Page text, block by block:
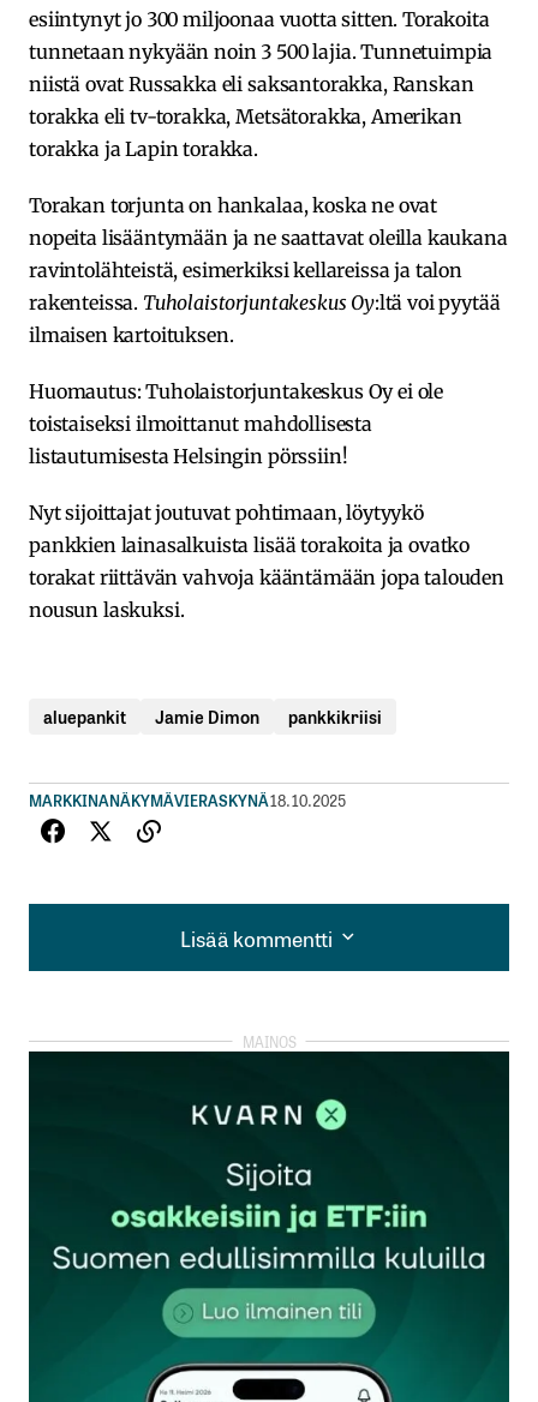
esiintynyt jo 300 miljoonaa vuotta sitten. Torakoita
tunnetaan nykyään noin 3 500 lajia. Tunnetuimpia
niistä ovat Russakka eli saksantorakka, Ranskan
torakka eli tv-torakka, Metsätorakka, Amerikan
torakka ja Lapin torakka.
Torakan torjunta on hankalaa, koska ne ovat
nopeita lisääntymään ja ne saattavat oleilla kaukana
ravintolähteistä, esimerkiksi kellareissa ja talon
rakenteissa. Tuholaistorjuntakeskus Oy:ltä voi pyytää
ilmaisen kartoituksen.
Huomautus: Tuholaistorjuntakeskus Oy ei ole
toistaiseksi ilmoittanut mahdollisesta
listautumisesta Helsingin pörssiin!
Nyt sijoittajat joutuvat pohtimaan, löytyykö
pankkien lainasalkuista lisää torakoita ja ovatko
torakat riittävän vahvoja kääntämään jopa talouden
nousun laskuksi.
aluepankit Jamie Dimon pankkikriisi
MARKKINANÄKYMÄVIERASKYNÄ18.10.2025
Lisää kommentti
Lisää kommentti
kirjautua
rekisteröityä
Sähköpostiosoitettasi ei julkaista.Pakolliset
kentät on merkitty*
Kommentti*